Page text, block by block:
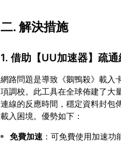
二. 解決措施
1. 借助【UU加速器】疏
網路問題是導致《鵝鴨殺》載入
項調校。此工具在全球佈建了大
連線的反應時間，穩定資料封包
載入困境。優勢如下：
免費加速 ：可免費使用加速